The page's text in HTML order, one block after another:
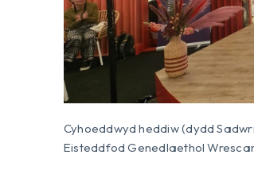
Cyhoeddwyd heddiw (dydd
Eisteddfod Genedlaethol